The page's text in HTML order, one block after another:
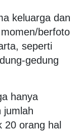
keluarga dan
berfoto
seperti
gedung
hanya
jumlah
20 orang hal